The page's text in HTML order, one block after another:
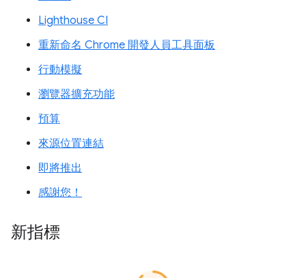
Lighthouse CI
重新命名 Chrome 開發人員工具面板
行動模擬
瀏覽器擴充功能
預算
來源位置連結
即將推出
感謝您！
新指標